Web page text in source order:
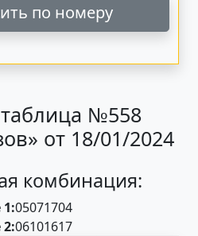
по номеру
№558
от 18/01/2024
комбинация:
05071704
06101617